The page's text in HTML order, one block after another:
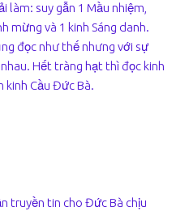
làm: suy gẫn 1 Mầu nhiệm,
mừng và 1 kinh Sáng danh.
đọc như thế nhưng với sự
Hết tràng hạt thì đọc kinh
kinh Cầu Đức Bà.
truyền tin cho Đức Bà chịu